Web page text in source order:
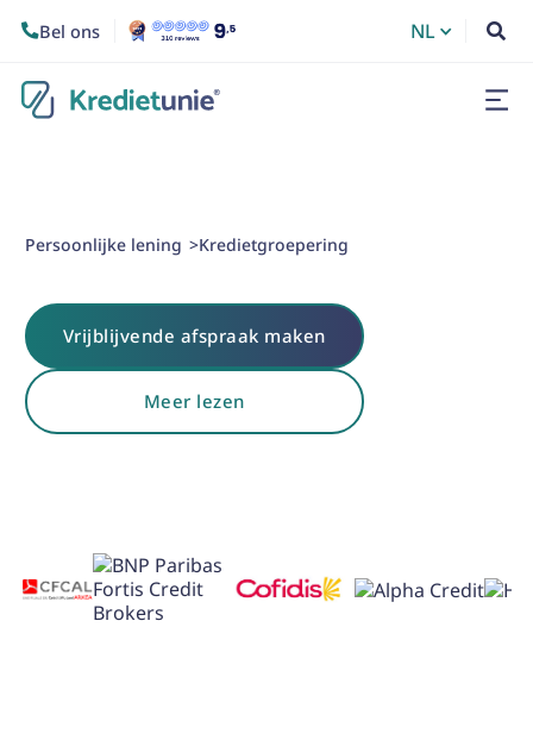
Bel ons NL 
Persoonlijke lening >Kredietgroepering
Vrijblijvende afspraak maken
Meer lezen